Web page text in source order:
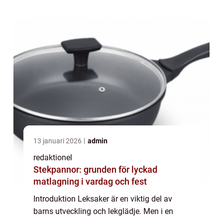
13 januari 2026 admin
redaktionel
Stekpannor: grunden för lyckad
matlagning i vardag och fest
Introduktion Leksaker är en viktig del av
barns utveckling och lekglädje. Men i en